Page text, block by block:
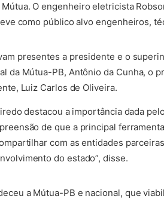
O engenheiro eletricista
como público alvo engenheiros,
presentes a presidente e o
da Mútua-PB, Antônio da Cunha, o
Luiz Carlos de Oliveira.
destacou a importância dada
de que a principal
com as entidades
do estado”, disse.
a Mútua-PB e nacional, que